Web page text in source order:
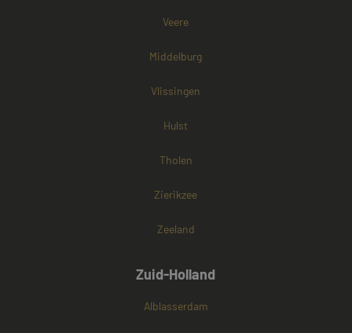
Veere
Middelburg
Vlissingen
Hulst
Tholen
Zierikzee
Zeeland
Zuid-Holland
Alblasserdam